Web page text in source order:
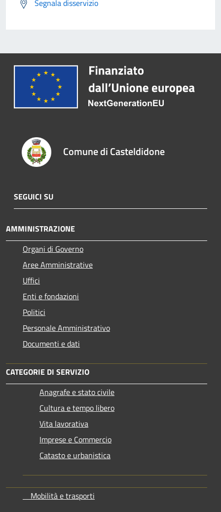
Segnala disservizio
Comune di Casteldidone
SEGUICI SU
AMMINISTRAZIONE
Organi di Governo
Aree Amministrative
Uffici
Enti e fondazioni
Politici
Personale Amministrativo
Documenti e dati
CATEGORIE DI SERVIZIO
Anagrafe e stato civile
Cultura e tempo libero
Vita lavorativa
Imprese e Commercio
Catasto e urbanistica
Mobilità e trasporti